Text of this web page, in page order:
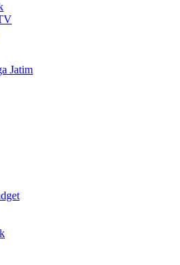
Jatim